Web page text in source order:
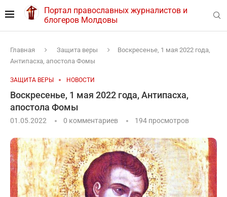
Портал православных журналистов и
блогеров Молдовы
Главная Защита веры
Воскресенье, 1 мая 2022 года,
Антипасха, апостола Фомы
ЗАЩИТА ВЕРЫ НОВОСТИ
Воскресенье, 1 мая 2022 года, Антипасха,
апостола Фомы
01.05.2022 0 комментариев 194 просмотров